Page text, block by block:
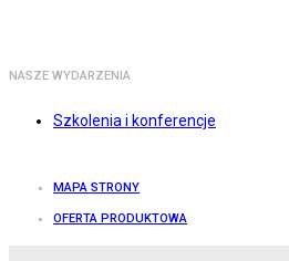
NASZE WYDARZENIA
Szkolenia i konferencje
MAPA STRONY
OFERTA PRODUKTOWA